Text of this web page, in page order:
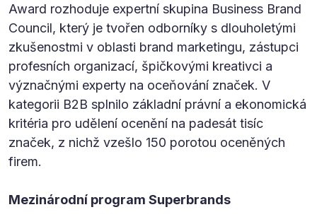
Award rozhoduje expertní skupina Business Brand
Council, který je tvořen odborníky s dlouholetými
zkušenostmi v oblasti brand marketingu, zástupci
profesních organizací, špičkovými kreativci a
význačnými experty na oceňování značek. V
kategorii B2B splnilo základní právní a ekonomická
kritéria pro udělení ocenění na padesát tisíc
značek, z nichž vzešlo 150 porotou oceněných
firem.
Mezinárodní program Superbrands